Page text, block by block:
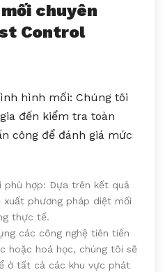
chuyên
Control
hình mối: Chúng tôi
đến kiểm tra toàn
công để đánh giá mức
phù hợp: Dựa trên kết quả
phương pháp diệt mối
thực tế.
các công nghệ tiên tiến
hoặc hoá học, chúng tôi sẽ
ở tất cả các khu vực phát